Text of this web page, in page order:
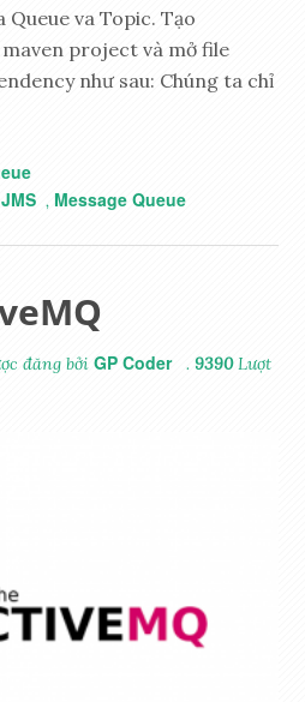
va Topic. Tạo
project và mở file
như sau: Chúng ta chỉ
JMS ,Message Queue
đăng bởiGP Coder .9390Lượt